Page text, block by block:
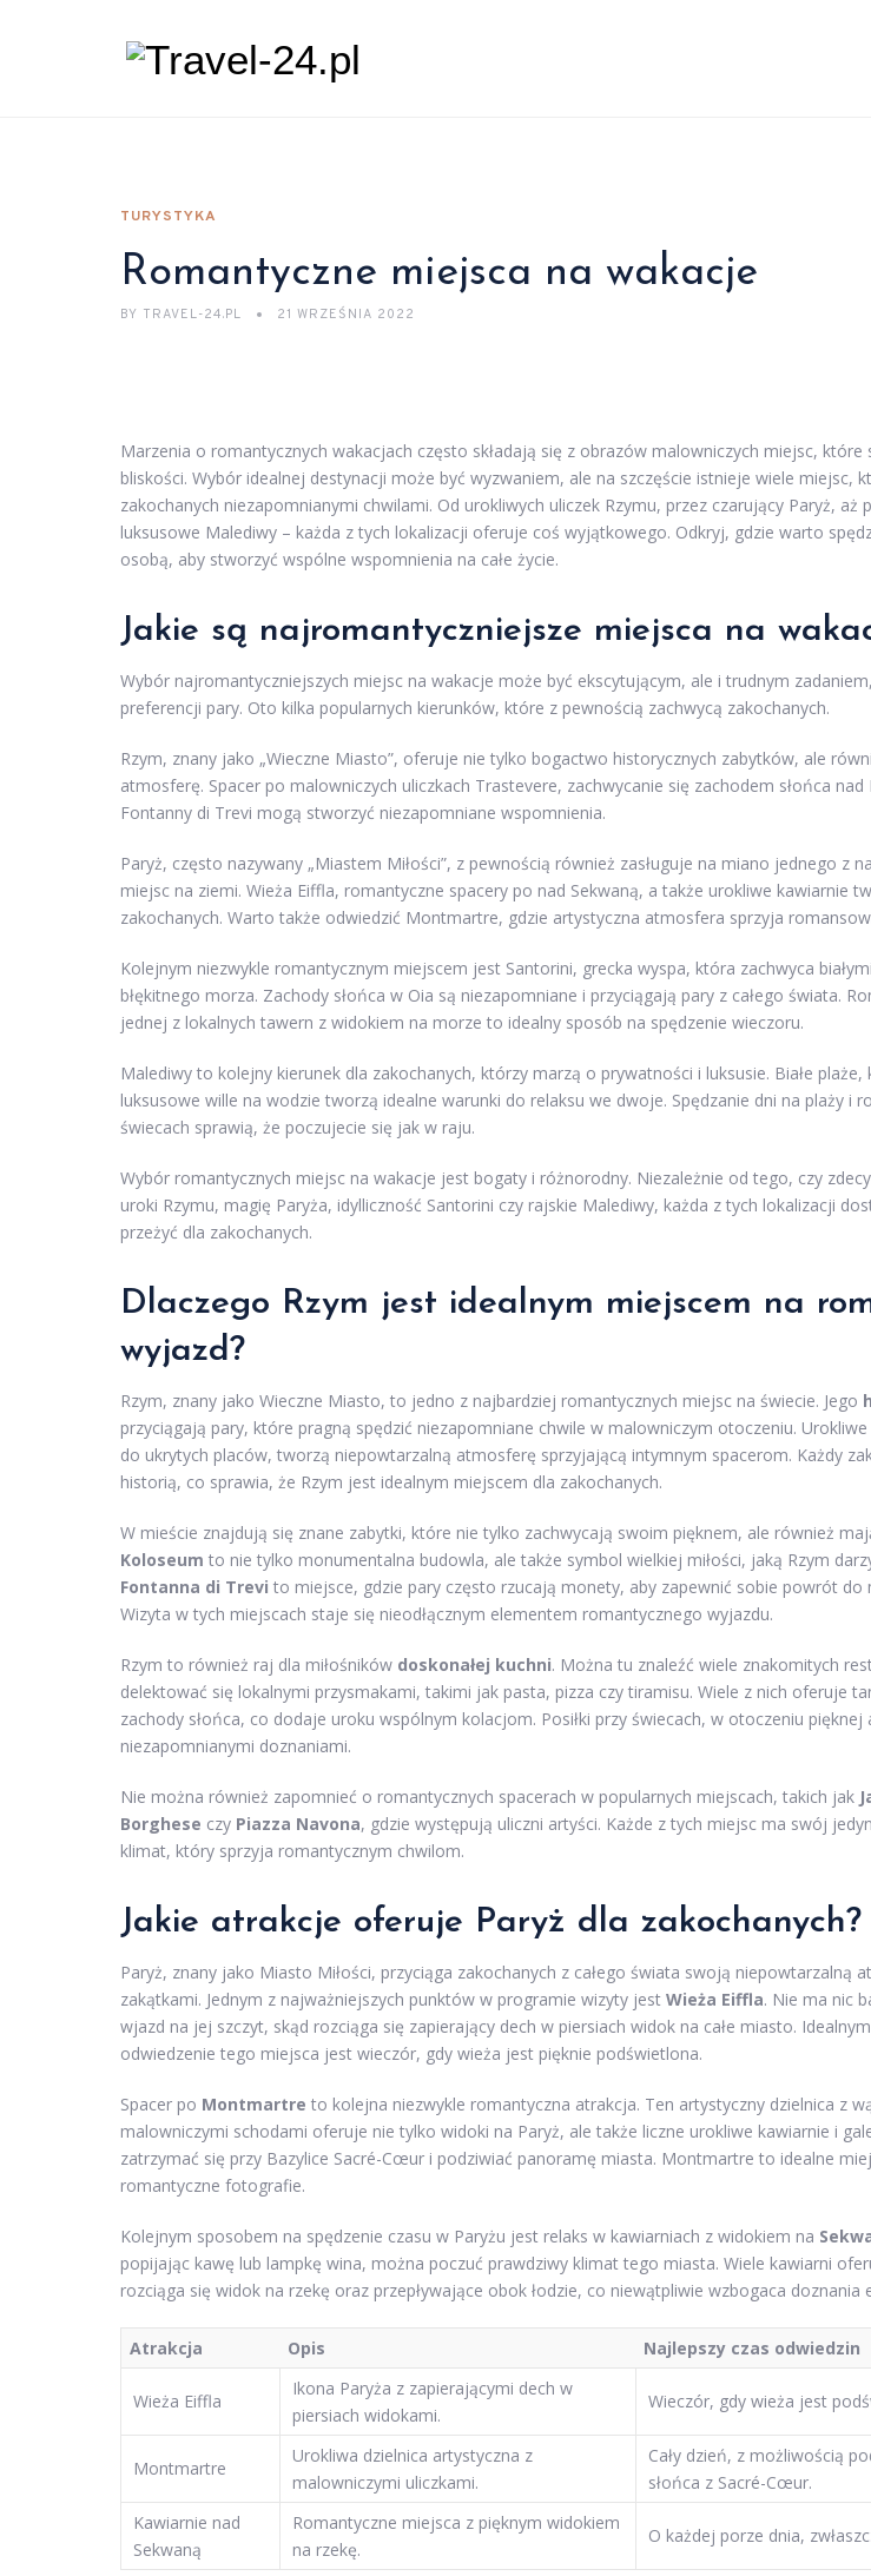
TURYSTYKA
Romantyczne miejsca na wakacje
BY TRAVEL-24.PL 21 WRZEŚNIA 2022
Marzenia o romantycznych wakacjach często składają się z obrazów malowniczych miejsc, które
bliskości. Wybór idealnej destynacji może być wyzwaniem, ale na szczęście istnieje wiele miejsc,
zakochanych niezapomnianymi chwilami. Od urokliwych uliczek Rzymu, przez czarujący Paryż, aż
luksusowe Malediwy – każda z tych lokalizacji oferuje coś wyjątkowego. Odkryj, gdzie warto
osobą, aby stworzyć wspólne wspomnienia na całe życie.
Jakie są najromantyczniejsze miejsca na
Wybór najromantyczniejszych miejsc na wakacje może być ekscytującym, ale i trudnym
preferencji pary. Oto kilka popularnych kierunków, które z pewnością zachwycą zakochanych.
Rzym, znany jako „Wieczne Miasto”, oferuje nie tylko bogactwo historycznych zabytków, ale
atmosferę. Spacer po malowniczych uliczkach Trastevere, zachwycanie się zachodem słońca
Fontanny di Trevi mogą stworzyć niezapomniane wspomnienia.
Paryż, często nazywany „Miastem Miłości”, z pewnością również zasługuje na miano jednego z
miejsc na ziemi. Wieża Eiffla, romantyczne spacery po nad Sekwaną, a także urokliwe kawiarnie
zakochanych. Warto także odwiedzić Montmartre, gdzie artystyczna atmosfera sprzyja
Kolejnym niezwykle romantycznym miejscem jest Santorini, grecka wyspa, która zachwyca
błękitnego morza. Zachody słońca w Oia są niezapomniane i przyciągają pary z całego świata.
jednej z lokalnych tawern z widokiem na morze to idealny sposób na spędzenie wieczoru.
Malediwy to kolejny kierunek dla zakochanych, którzy marzą o prywatności i luksusie. Białe
luksusowe wille na wodzie tworzą idealne warunki do relaksu we dwoje. Spędzanie dni na plaży i
świecach sprawią, że poczujecie się jak w raju.
Wybór romantycznych miejsc na wakacje jest bogaty i różnorodny. Niezależnie od tego, czy
uroki Rzymu, magię Paryża, idylliczność Santorini czy rajskie Malediwy, każda z tych lokalizacji
przeżyć dla zakochanych.
Dlaczego Rzym jest idealnym miejscem na
wyjazd?
Rzym, znany jako Wieczne Miasto, to jedno z najbardziej romantycznych miejsc na świecie. Jego
przyciągają pary, które pragną spędzić niezapomniane chwile w malowniczym otoczeniu.
do ukrytych placów, tworzą niepowtarzalną atmosferę sprzyjającą intymnym spacerom. Każdy
historią, co sprawia, że Rzym jest idealnym miejscem dla zakochanych.
W mieście znajdują się znane zabytki, które nie tylko zachwycają swoim pięknem, ale również
Koloseum to nie tylko monumentalna budowla, ale także symbol wielkiej miłości, jaką Rzym
Fontanna di Trevi to miejsce, gdzie pary często rzucają monety, aby zapewnić sobie powrót do
Wizyta w tych miejscach staje się nieodłącznym elementem romantycznego wyjazdu.
Rzym to również raj dla miłośników doskonałej kuchni. Można tu znaleźć wiele znakomitych
delektować się lokalnymi przysmakami, takimi jak pasta, pizza czy tiramisu. Wiele z nich oferuje
zachody słońca, co dodaje uroku wspólnym kolacjom. Posiłki przy świecach, w otoczeniu
niezapomnianymi doznaniami.
Nie można również zapomnieć o romantycznych spacerach w popularnych miejscach, takich jak
Borghese czy Piazza Navona, gdzie występują uliczni artyści. Każde z tych miejsc ma swój
klimat, który sprzyja romantycznym chwilom.
Jakie atrakcje oferuje Paryż dla zakochanych?
Paryż, znany jako Miasto Miłości, przyciąga zakochanych z całego świata swoją niepowtarzalną
zakątkami. Jednym z najważniejszych punktów w programie wizyty jest Wieża Eiffla. Nie ma nic
wjazd na jej szczyt, skąd rozciąga się zapierający dech w piersiach widok na całe miasto.
odwiedzenie tego miejsca jest wieczór, gdy wieża jest pięknie podświetlona.
Spacer po Montmartre to kolejna niezwykle romantyczna atrakcja. Ten artystyczny dzielnica z
malowniczymi schodami oferuje nie tylko widoki na Paryż, ale także liczne urokliwe kawiarnie i
zatrzymać się przy Bazylice Sacré-Cœur i podziwiać panoramę miasta. Montmartre to idealne
romantyczne fotografie.
Kolejnym sposobem na spędzenie czasu w Paryżu jest relaks w kawiarniach z widokiem na
popijając kawę lub lampkę wina, można poczuć prawdziwy klimat tego miasta. Wiele kawiarni
rozciąga się widok na rzekę oraz przepływające obok łodzie, co niewątpliwie wzbogaca doznania
Atrakcja Opis Najlepszy czas odwiedzin
Wieża Eiffla
Ikona Paryża z zapierającymi dech w
piersiach widokami.
Wieczór, gdy wieża jest
Montmartre
Urokliwa dzielnica artystyczna z
malowniczymi uliczkami.
Cały dzień, z możliwością
słońca z Sacré-Cœur.
Kawiarnie nad
Sekwaną
Romantyczne miejsca z pięknym widokiem
na rzekę.
O każdej porze dnia,